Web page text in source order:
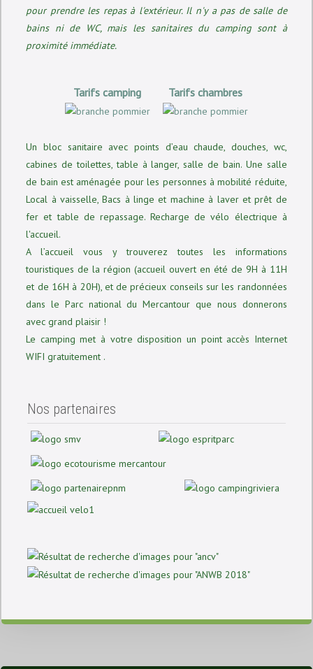
pour prendre les repas à l'extérieur. Il n'y a pas de salle de
bains ni de WC, mais les sanitaires du camping sont à
proximité immédiate.
Tarifs camping Tarifs chambres
Un bloc sanitaire avec points d’eau chaude, douches, wc,
cabines de toilettes, table à langer, salle de bain. Une salle
de bain est aménagée pour les personnes à mobilité réduite,
Local à vaisselle, Bacs à linge et machine à laver et prêt de
fer et table de repassage. Recharge de vélo électrique à
l'accueil.
A l’accueil vous y trouverez toutes les informations
touristiques de la région (accueil ouvert en été de 9H à 11H
et de 16H à 20H), et de précieux conseils sur les randonnées
dans le Parc national du Mercantour que nous donnerons
avec grand plaisir !
Le camping met à votre disposition un point accès Internet
WIFI gratuitement .
Nos partenaires